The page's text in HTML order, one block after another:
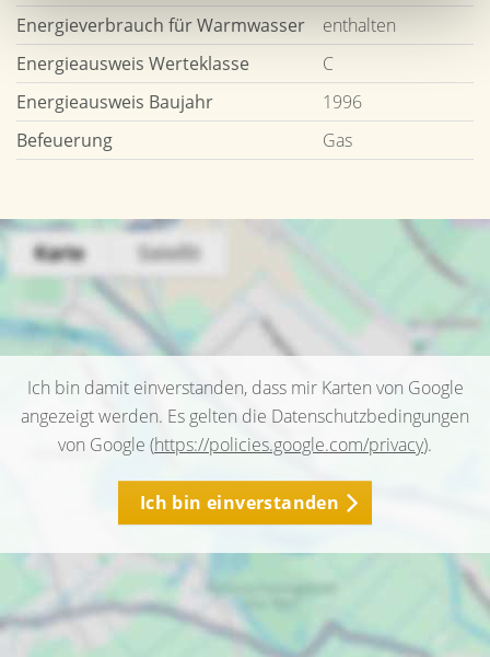
Energieverbrauch für Warmwasser
enthalten
Energieausweis Werteklasse
C
Energieausweis Baujahr
1996
Befeuerung
Gas
Ich bin damit einverstanden, dass mir Karten von Google
angezeigt werden. Es gelten die Datenschutzbedingungen
von Google (https://policies.google.com/privacy).
Ich bin einverstanden